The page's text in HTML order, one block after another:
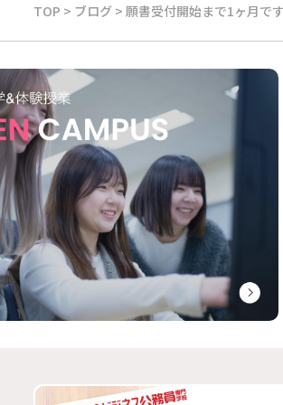
TOP > ブログ > 願書受付開始まで1ヶ月で